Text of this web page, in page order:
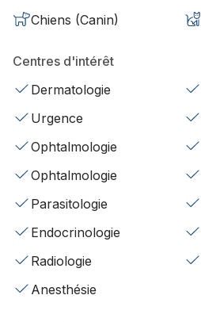
Chiens (Canin)
Centres d'intérêt
Dermatologie
Urgence
Ophtalmologie
Ophtalmologie
Parasitologie
Endocrinologie
Radiologie
Anesthésie